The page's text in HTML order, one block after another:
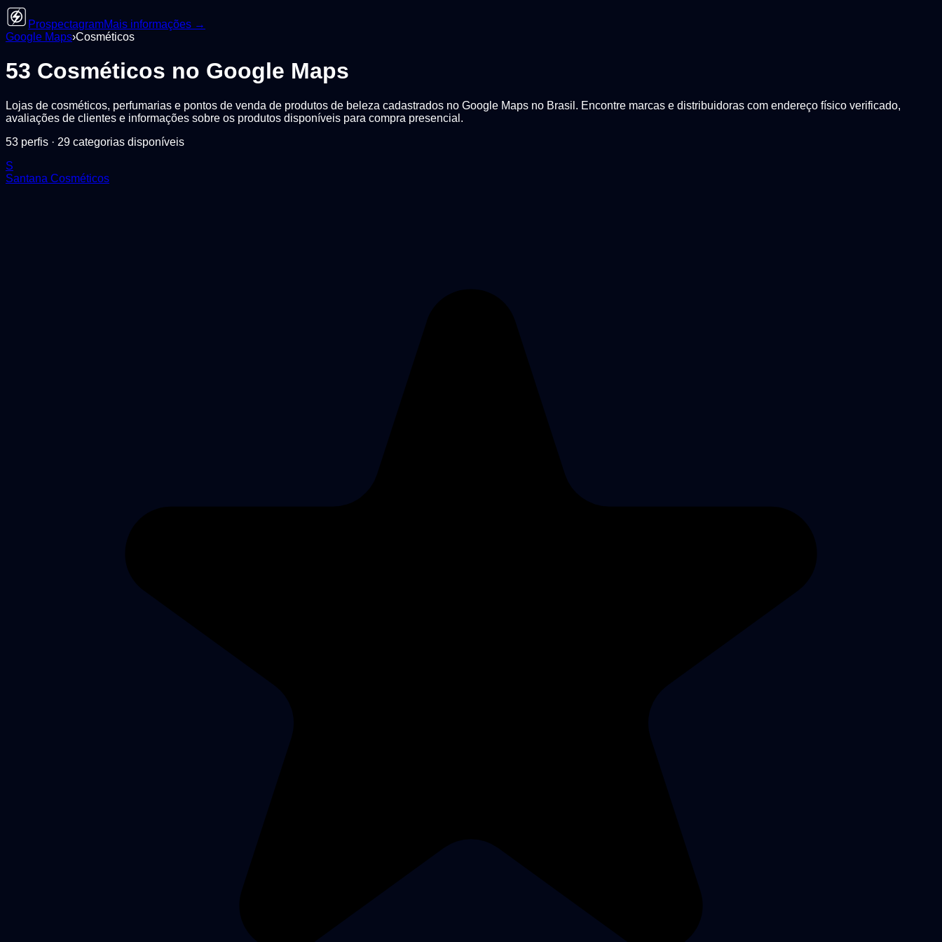
ProspectagramMais informações →
Google Maps›Cosméticos
53 Cosméticos no Google Maps
Lojas de cosméticos, perfumarias e pontos de venda de produtos de beleza cadastrados no Google Maps no Brasil. Encontre marcas e distribuidoras com endereço físico verificado,
avaliações de clientes e informações sobre os produtos disponíveis para compra presencial.
53 perfis · 29 categorias disponíveis
S
Santana Cosméticos